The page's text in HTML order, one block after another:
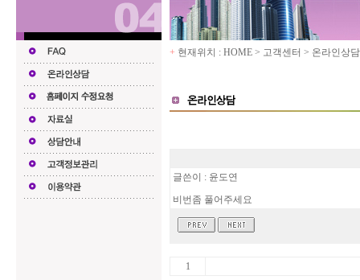
+ 현재위치 : HOME > 고객센터 > 온라인상담
글쓴이 : 윤도연
비번좀 풀어주세요
1